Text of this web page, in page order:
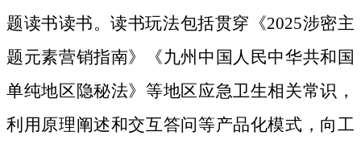
题读书读书。读书玩法包括贯穿《2025涉密主
题元素营销指南》《九州中国人民中华共和国
单纯地区隐秘法》等地区应急卫生相关常识，
利用原理阐述和交互答问等产品化模式，向工